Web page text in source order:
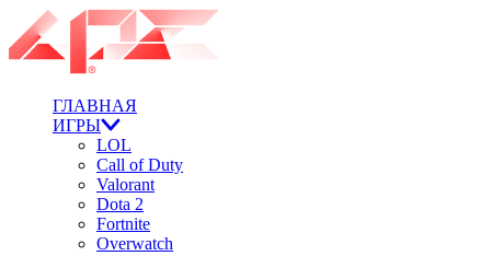
ГЛАВНАЯ
ИГРЫ
LOL
Call of Duty
Valorant
Dota 2
Fortnite
Overwatch